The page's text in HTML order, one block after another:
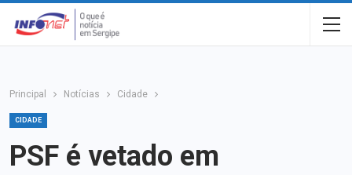
Principal Notícias Cidade
CIDADE
PSF é vetado em